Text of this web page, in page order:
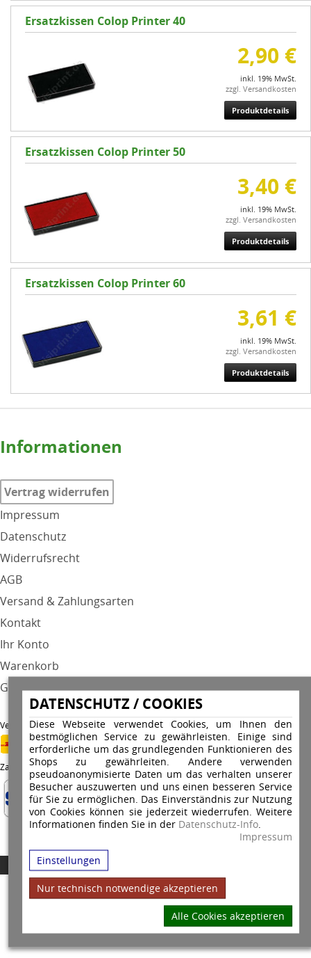
DATENSCHUTZ / COOKIES
Diese Webseite verwendet Cookies, um Ihnen den
bestmöglichen Service zu gewährleisten. Einige sind
erforderliche um das grundlegenden Funktionieren des
Shops zu gewährleiten. Andere verwenden
pseudoanonymisierte Daten um das verhalten unserer
Besucher auszuwerten und uns einen besseren Service
für Sie zu ermöglichen. Das Einverständnis zur Nutzung
von Cookies können sie jederzeit wiederrufen. Weitere
Informationen finden Sie in der Datenschutz-Info.
Impressum
Einstellungen
Nur technisch notwendige akzeptieren
Alle Cookies akzeptieren
Ersatzkissen Colop Printer 40
2,90 €
inkl. 19% MwSt.
zzgl. Versandkosten
Produktdetails
Ersatzkissen Colop Printer 50
3,40 €
inkl. 19% MwSt.
zzgl. Versandkosten
Produktdetails
Ersatzkissen Colop Printer 60
3,61 €
inkl. 19% MwSt.
zzgl. Versandkosten
Produktdetails
Informationen
Vertrag widerrufen
Impressum
Datenschutz
Widerrufsrecht
AGB
Versand & Zahlungsarten
Kontakt
Ihr Konto
Warenkorb
GPSR
Versandunternehmen
Zahlungsarten
Copyright © 2026 Stempel Toenges GmbH - Alle Rechte vorbehalten